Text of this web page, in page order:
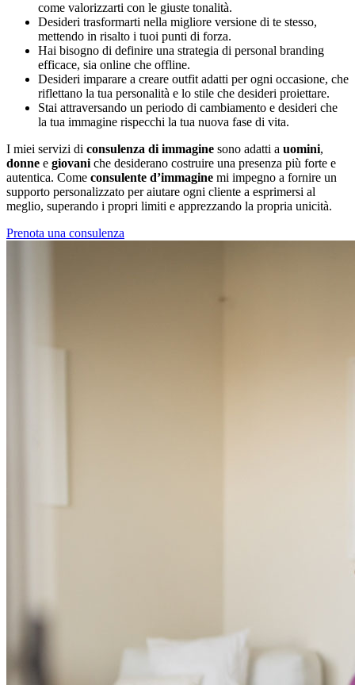
come valorizzarti con le giuste tonalità.
Desideri trasformarti nella migliore versione di te stesso,
mettendo in risalto i tuoi punti di forza.
Hai bisogno di definire una strategia di personal branding
efficace, sia online che offline.
Desideri imparare a creare outfit adatti per ogni occasione, che
riflettano la tua personalità e lo stile che desideri proiettare.
Stai attraversando un periodo di cambiamento e desideri che
la tua immagine rispecchi la tua nuova fase di vita.
I miei servizi di consulenza di immagine sono adatti a uomini,
donne e giovani che desiderano costruire una presenza più forte e
autentica. Come consulente d’immagine mi impegno a fornire un
supporto personalizzato per aiutare ogni cliente a esprimersi al
meglio, superando i propri limiti e apprezzando la propria unicità.
Prenota una consulenza